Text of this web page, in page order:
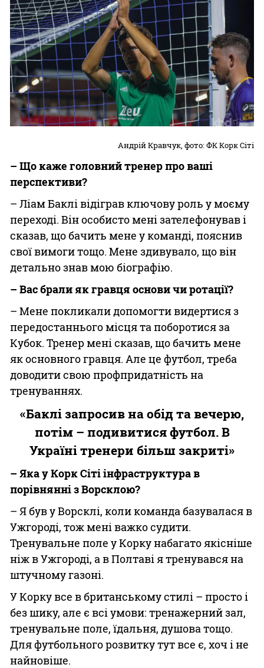
Андрій Кравчук, фото: ФК Корк Сіті
– Що каже головний тренер про ваші
перспективи?
– Ліам Баклі відіграв ключову роль у моєму
переході. Він особисто мені зателефонував і
сказав, що бачить мене у команді, пояснив
свої вимоги тощо. Мене здивувало, що він
детально знав мою біографію.
– Вас брали як гравця основи чи ротації?
– Мене покликали допомогти видертися з
передостаннього місця та поборотися за
Кубок. Тренер мені сказав, що бачить мене
як основного гравця. Але це футбол, треба
доводити свою профпридатність на
тренуваннях.
«Баклі запросив на обід та вечерю,
потім – подивитися футбол. В
Україні тренери більш закриті»
– Яка у Корк Сіті інфраструктура в
порівнянні з Ворсклою?
– Я був у Ворсклі, коли команда базувалася в
Ужгороді, тож мені важко судити.
Тренувальне поле у Корку набагато якісніше
ніж в Ужгороді, а в Полтаві я тренувався на
штучному газоні.
У Корку все в британському стилі – просто і
без шику, але є всі умови: тренажерний зал,
тренувальне поле, їдальня, душова тощо.
Для футбольного розвитку тут все є, хоч і не
найновіше.